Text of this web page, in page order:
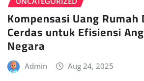
Kompensasi Uang Rumah
Cerdas untuk Efisiensi
Negara
Admin Aug 24, 2025